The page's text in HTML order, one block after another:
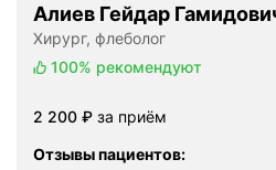
Алиев Гейдар
Хирург, флеболог
100% рекомендуют
Цена
2200
2 200 ₽ за приём
Отзывы пациентов: